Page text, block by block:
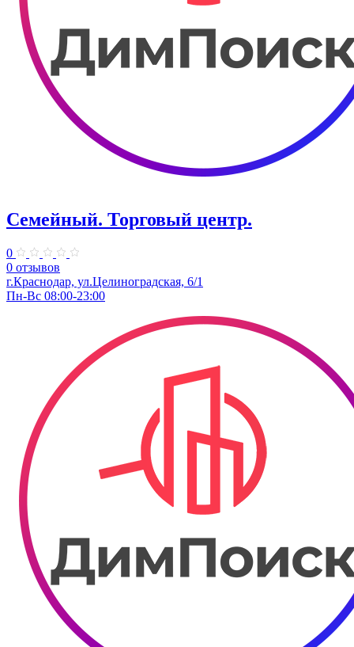
Семейный. ​Торговый центр.
0
0 отзывов
г.Краснодар, ул.​Целиноградская, 6/1
Пн-Вс 08:00-23:00